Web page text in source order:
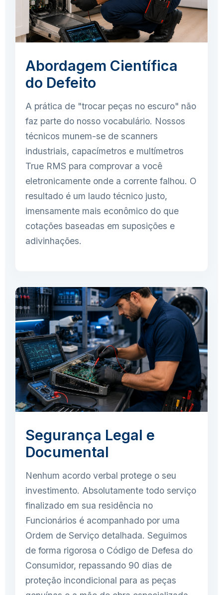
Abordagem Científica
do Defeito
A prática de "trocar peças no escuro" não
faz parte do nosso vocabulário. Nossos
técnicos munem-se de scanners
industriais, capacímetros e multímetros
True RMS para comprovar a você
eletronicamente onde a corrente falhou. O
resultado é um laudo técnico justo,
imensamente mais econômico do que
cotações baseadas em suposições e
adivinhações.
Segurança Legal e
Documental
Nenhum acordo verbal protege o seu
investimento. Absolutamente todo serviço
finalizado em sua residência no
Funcionários é acompanhado por uma
Ordem de Serviço detalhada. Seguimos
de forma rigorosa o Código de Defesa do
Consumidor, repassando 90 dias de
proteção incondicional para as peças